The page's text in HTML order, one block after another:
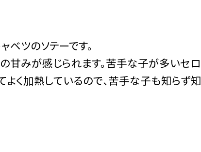
ベツのソテーです。
甘みが感じられます。苦手な子が多いセロ
よく加熱しているので、苦手な子も知らず知